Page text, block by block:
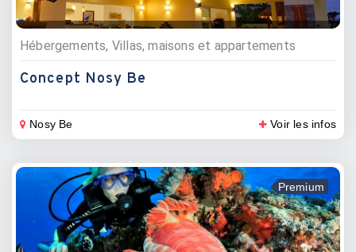
Hébergements, Villas, maisons et appartements
Concept Nosy Be
Nosy Be Voir les infos
Premium